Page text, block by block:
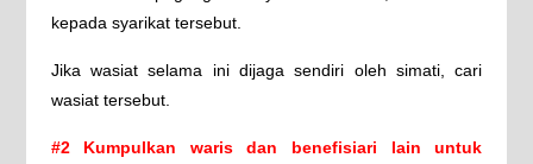
kepada syarikat tersebut.
Jika wasiat selama ini dijaga sendiri oleh simati, cari
wasiat tersebut.
#2 Kumpulkan waris dan benefisiari lain untuk